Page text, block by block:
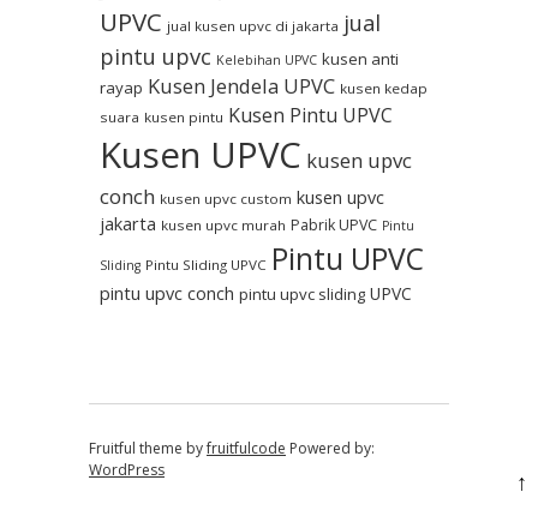
UPVC jual kusen upvc di jakarta jual
pintu upvc Kelebihan UPVC kusen anti
rayap Kusen Jendela UPVC kusen kedap
suara kusen pintu Kusen Pintu UPVC
Kusen UPVC kusen upvc
conch kusen upvc custom kusen upvc
jakarta kusen upvc murah Pabrik UPVC Pintu
Sliding Pintu Sliding UPVC Pintu UPVC
pintu upvc conch pintu upvc sliding UPVC
Fruitful theme byfruitfulcode Powered by:
WordPress
↑